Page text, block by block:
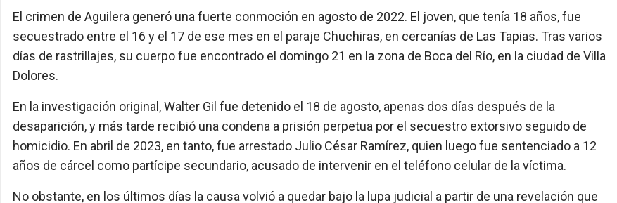
El crimen de Aguilera generó una fuerte conmoción en agosto de 2022. El joven, que tenía 18 años, fue
secuestrado entre el 16 y el 17 de ese mes en el paraje Chuchiras, en cercanías de Las Tapias. Tras varios
días de rastrillajes, su cuerpo fue encontrado el domingo 21 en la zona de Boca del Río, en la ciudad de Villa
Dolores.
En la investigación original, Walter Gil fue detenido el 18 de agosto, apenas dos días después de la
desaparición, y más tarde recibió una condena a prisión perpetua por el secuestro extorsivo seguido de
homicidio. En abril de 2023, en tanto, fue arrestado Julio César Ramírez, quien luego fue sentenciado a 12
años de cárcel como partícipe secundario, acusado de intervenir en el teléfono celular de la víctima.
No obstante, en los últimos días la causa volvió a quedar bajo la lupa judicial a partir de una revelación que